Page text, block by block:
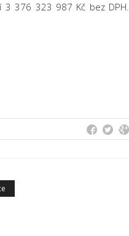
3 376 323 987 Kč bez DPH.